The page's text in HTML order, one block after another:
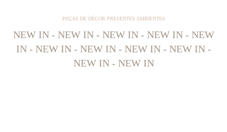
PEÇAS DE DÉCOR PRESENTES AMBIENTES
NEW IN - NEW IN - NEW IN - NEW IN - NEW
IN - NEW IN - NEW IN - NEW IN - NEW IN -
NEW IN - NEW IN